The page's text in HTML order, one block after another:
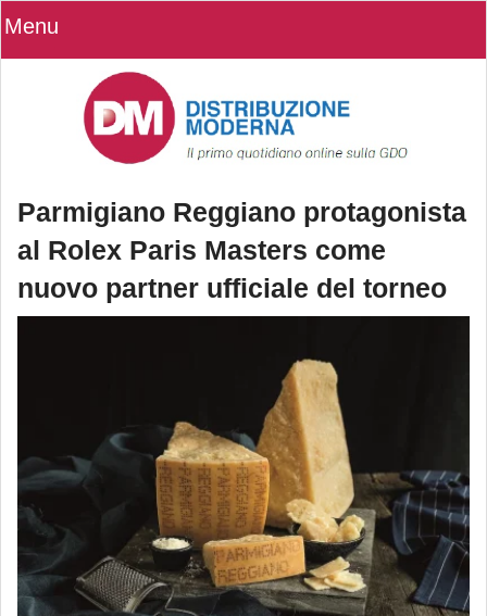
Menu
Parmigiano Reggiano protagonista
al Rolex Paris Masters come
nuovo partner ufficiale del torneo